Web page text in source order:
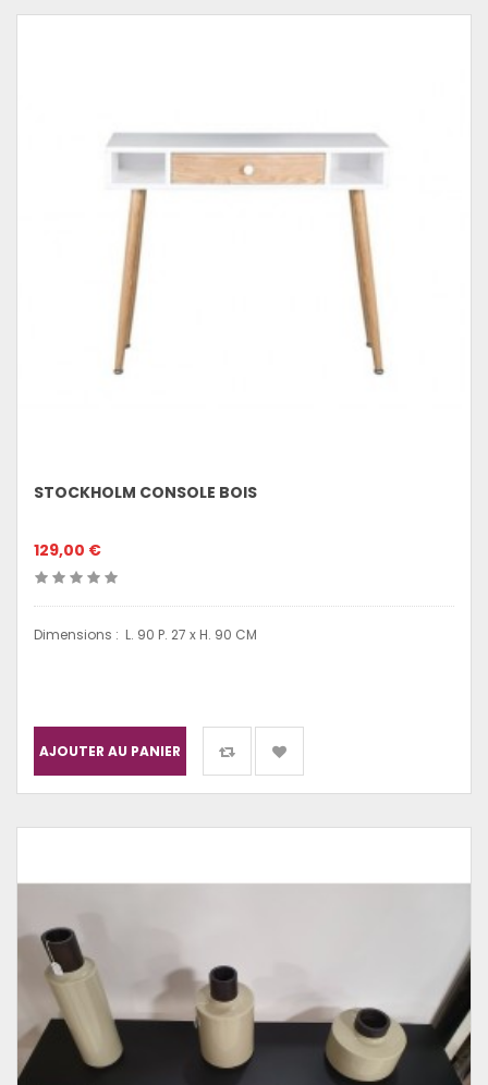
STOCKHOLM CONSOLE BOIS
129,00 €
Dimensions : L. 90 P. 27 x H. 90 CM
AJOUTER AU PANIER